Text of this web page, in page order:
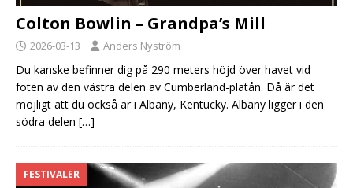
Colton Bowlin – Grandpa’s Mill
2026-03-13 Anders Nyström
Du kanske befinner dig på 290 meters höjd över havet vid
foten av den västra delen av Cumberland-platån. Då är det
möjligt att du också är i Albany, Kentucky. Albany ligger i den
södra delen […]
FESTIVALER